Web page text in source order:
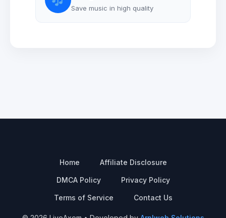
Save music in high quality
Home Affiliate Disclosure
DMCA Policy Privacy Policy
Terms of Service Contact Us